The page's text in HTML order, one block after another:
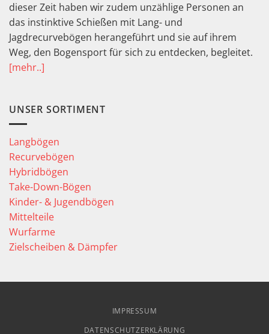
dieser Zeit haben wir zudem unzählige Personen an
das instinktive Schießen mit Lang- und
Jagdrecurvebögen herangeführt und sie auf ihrem
Weg, den Bogensport für sich zu entdecken, begleitet.
[mehr..]
UNSER SORTIMENT
Langbögen
Recurvebögen
Hybridbögen
Take-Down-Bögen
Kinder- & Jugendbögen
Mittelteile
Wurfarme
Zielscheiben & Dämpfer
IMPRESSUM
DATENSCHUTZERKLÄRUNG